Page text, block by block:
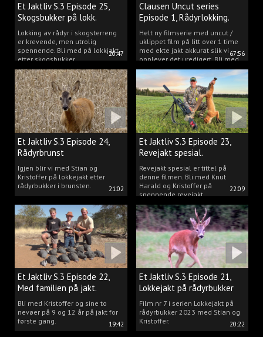
20:47
Et Jaktliv S.3 Episode 25,
Skogsbukker på lokk.
Lokking av rådyr i skogsterreng
er krevende, men utrolig
spennende. Bli med på lokkjakt
etter skogsbukker.
67:56
Clausen Uncut series
Episode 1, Rådyrlokking.
Helt ny filmserie med uncut /
uklippet film på litt over 1 time
med ekte jakt akkurat slik vi
opplever det uredigert. Bli med
Kristoffer og opplev akkurat det
vi gjør når vi er ute og lokker
rådyr.
21:02
Et Jaktliv S.3 Episode 24,
Rådyrbrunst
Igjen blir vi med Stian og
Kristoffer på lokkejakt etter
rådyrbukker i brunsten.
22:09
Et Jaktliv S.3 Episode 23,
Revejakt spesial.
Revejakt spesial er tittel på
denne filmen. Bli med Knut
Harald og Kristoffer på
spennende revejakt.
19:42
Et Jaktliv S.3 Episode 22,
Med familien på jakt.
Bli med Kristoffer og sine to
nevøer på 9 og 12 år på jakt for
første gang.
20:22
Et Jaktliv S.3 Episode 21,
Lokkejakt på rådyrbukker
med Stian og Kristoffer
Film nr 7 i serien Lokkejakt på
rådyrbukker 2023 med Stian og
Kristoffer.